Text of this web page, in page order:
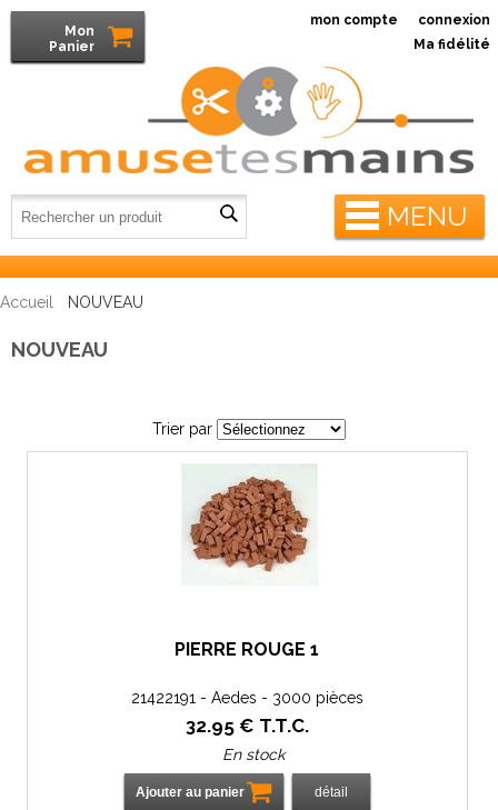
MENU
mon compte connexion
Mon
Panier
Ma fidélité
Accueil NOUVEAU
NOUVEAU
Trier par
PIERRE ROUGE 1
21422191 - Aedes - 3000 pièces
32.95 € T.T.C.
En stock